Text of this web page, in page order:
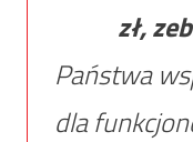
zł,
Państwa
dla